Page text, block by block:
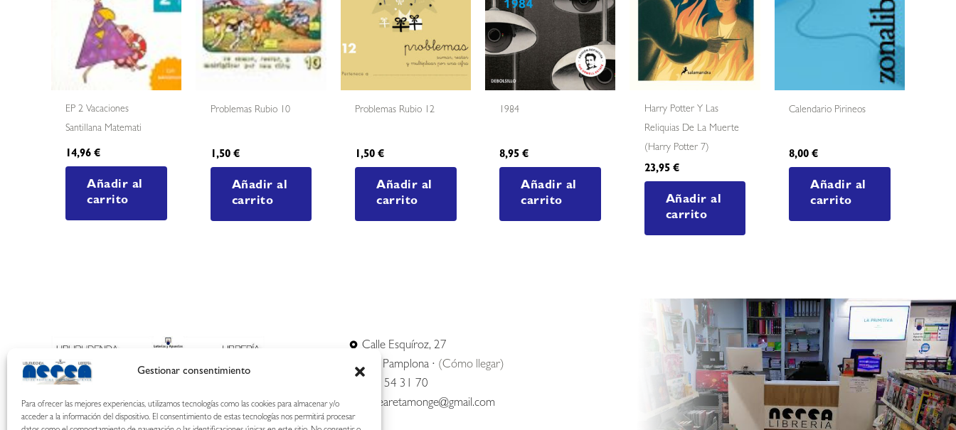
Gestionar consentimiento
Para ofrecer las mejores experiencias, utilizamos tecnologías como las cookies para almacenar y/o
acceder a la información del dispositivo. El consentimiento de estas tecnologías nos permitirá procesar
EP 2 Vacaciones
Santillana Matemati
14,96€
Añadir al
carrito
Problemas Rubio 10
1,50 €
Añadir al
carrito
Problemas Rubio 12
1,50€
Añadir al
carrito
1984
8,95€
Añadir al
carrito
Harry Potter Y Las
Reliquias De La Muerte
(harry Potter 7)
23,95 €
Añadir al
carrito
Calendario Pirineos
8,00€
Añadir al
carrito
Calle Esquíroz, 27
31007 Pamplona · (Cómo llegar)
687 54 31 70
nerearetamonge@gmail.com